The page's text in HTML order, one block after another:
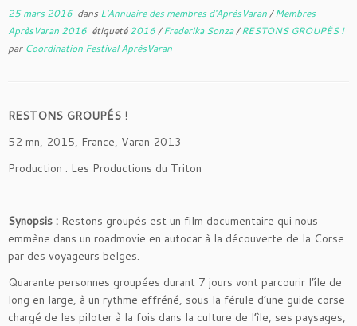
25 mars 2016 dans L'Annuaire des membres d'AprèsVaran/Membres
AprèsVaran 2016 étiqueté2016/Frederika Sonza/RESTONS GROUPÉS !
par Coordination Festival AprèsVaran
RESTONS GROUPÉS !
52 mn, 2015, France, Varan 2013
Production : Les Productions du Triton
Synopsis : Restons groupés est un film documentaire qui nous
emmène dans un roadmovie en autocar à la découverte de la Corse
par des voyageurs belges.
Quarante personnes groupées durant 7 jours vont parcourir l’île de
long en large, à un rythme effréné, sous la férule d’une guide corse
chargé de les piloter à la fois dans la culture de l’île, ses paysages,